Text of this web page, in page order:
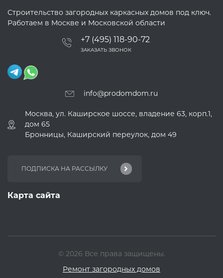
Строительство загородных каркасных домов под ключ.
Работаем в Москве и Московской области
+7 (495) 118-90-72
ЗАКАЗАТЬ ЗВОНОК
info@prodomdom.ru
Москва, ул. Каширское шоссе, владение 63, корп.1,
дом 65
Бронницы, Каширский переулок, дом 49
Карта сайта
© 2026 Все права защищены.
Ремонт загородных домов